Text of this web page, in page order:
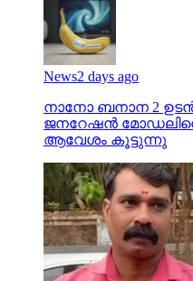
News2 days ago
നാനോ ബനാന 2
ജനറേഷന്‍ മോഡലിനെ
ആവേശം കൂട്ടുന്നു